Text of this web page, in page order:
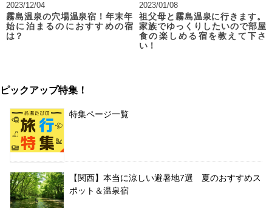
2023/12/04
霧島温泉の穴場温泉宿！年末年
始に泊まるのにおすすめの宿
は？
2023/01/08
祖父母と霧島温泉に行きます。
家族でゆっくりしたいので部屋
食の楽しめる宿を教えて下さ
い！
ピックアップ特集！
特集ページ一覧
【関西】本当に涼しい避暑地7選 夏のおすすめス
ポット＆温泉宿